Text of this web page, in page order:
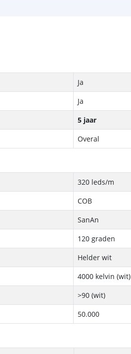
Ja
Ja
5 jaar
Overal
320 leds/m
COB
SanAn
120 graden
Helder wit
4000 kelvin (wit)
>90 (wit)
50.000